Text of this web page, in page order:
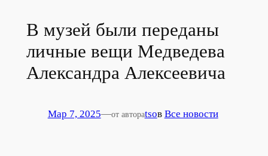
В музей были переданы
личные вещи Медведева
Александра Алексеевича
Мар 7, 2025—от автораtsoв Все новости